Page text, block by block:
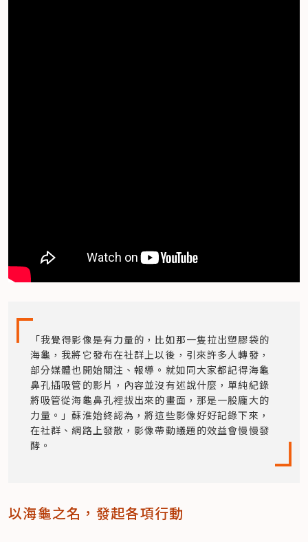
「我覺得影像是有力量的，比如那一隻拉出塑膠袋的
海龜，我將它發布在社群上以後，引來許多人轉發，
部分媒體也開始關注、報導。就如同大家都記得海龜
鼻孔插吸管的影片，內容並沒有述說什麼，單純紀錄
將吸管從海龜鼻孔裡拔出來的畫面，那是一股龐大的
力量。」蘇淮始終認為，將這些影像好好記錄下來，
在社群、網路上發散，影像帶動議題的效益會慢慢發
酵。
以海龜之名，發起各項行動